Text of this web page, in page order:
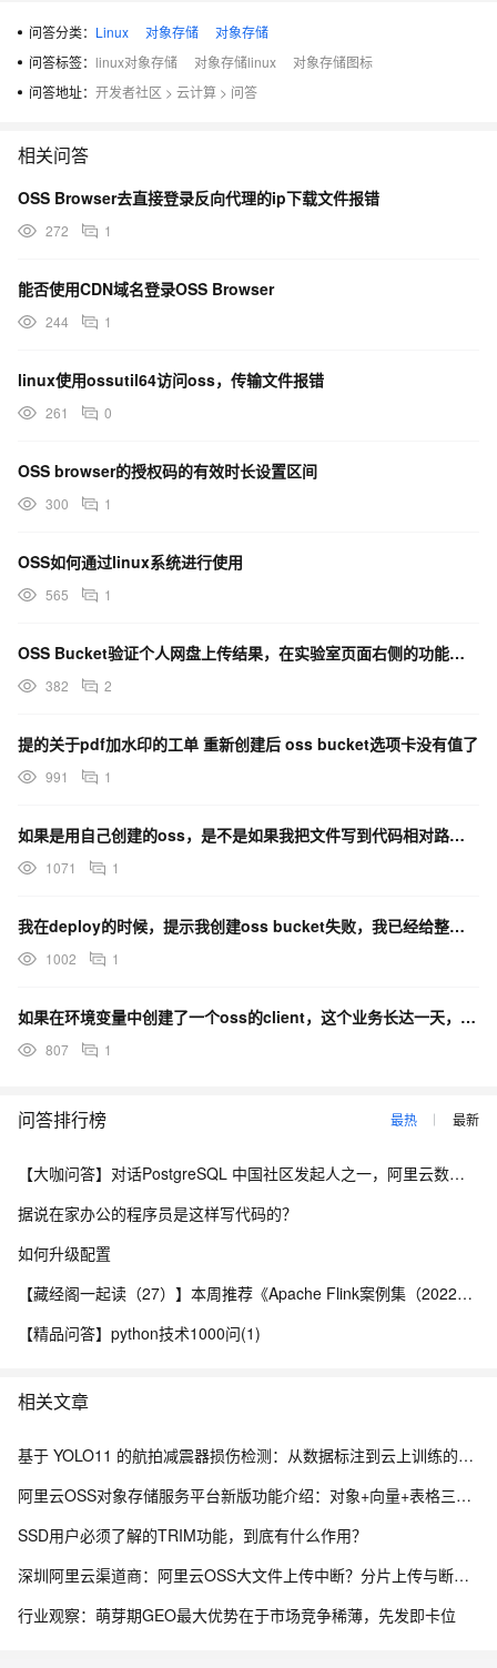
<<EOL
[Desktop Entry]
Encoding=UTF-8
Exec=ossbrowser
Terminal=false
Type=Application
EOL
问答分类： Linux 对象存储
对象存储
问答标签： linux对象存储 对象存储linux
对象存储图标
问答地址： 开发者社区 > 云计算 > 问答
相关问答
OSS Browser去直接登录反向代理的ip下载文件报错
272 1
能否使用CDN域名登录OSS Browser
244 1
linux使用ossutil64访问oss，传输文件报错
261 0
OSS browser的授权码的有效时长设置区间
300 1
OSS如何通过linux系统进行使用
565 1
OSS Bucket验证个人网盘上传结果，在实验室页面右侧的功能栏中，没有找到切换至远程桌面的图标
382 2
提的关于pdf加水印的工单 重新创建后 oss bucket选项卡没有值了
991 1
如果是用自己创建的oss，是不是如果我把文件写到代码相对路径下，操作的还是当前oss，如果并发写，多
1071 1
我在deploy的时候，提示我创建oss bucket失败，我已经给整个Ak/sk的用户提供了oss
1002 1
如果在环境变量中创建了一个oss的client，这个业务长达一天，在这个时间里，密钥能保证长期有效吗
807 1
问答排行榜 最热 最新
【大咖问答】对话PostgreSQL 中国社区发起人之一，阿里云数据库高级专家 德哥
据说在家办公的程序员是这样写代码的？
如何升级配置
【藏经阁一起读（27）】本周推荐《Apache Flink案例集（2022版）》，你有哪些心得？
【精品问答】python技术1000问(1)
相关文章
基于 YOLO11 的航拍减震器损伤检测：从数据标注到云上训练的全流程实践
阿里云OSS对象存储服务平台新版功能介绍：对象+向量+表格三桶合一，AI原生多模态存储新底座
SSD用户必须了解的TRIM功能，到底有什么作用？
深圳阿里云渠道商：阿里云OSS大文件上传中断？分片上传与断点续传教程
行业观察：萌芽期GEO最大优势在于市场竞争稀薄，先发即卡位